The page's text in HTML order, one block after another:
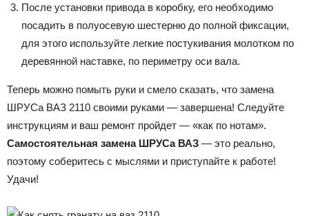
После установки привода в коробку, его необходимо
посадить в полуосевую шестерню до полной фиксации,
для этого используйте легкие постукивания молотком по
деревянной наставке, по периметру оси вала.
Теперь можно помыть руки и смело сказать, что замена
ШРУСа ВАЗ 2110 своими руками — завершена! Следуйте
инструкциям и ваш ремонт пройдет — «как по нотам».
Самостоятельная замена ШРУСа ВАЗ — это реально,
поэтому соберитесь с мыслями и приступайте к работе!
Удачи!